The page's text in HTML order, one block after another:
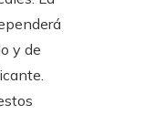
y de